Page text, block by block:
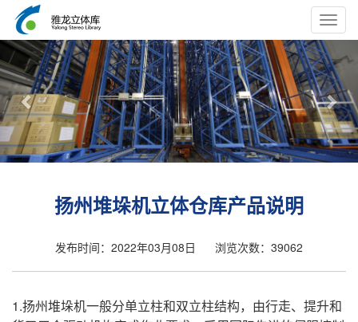
Previous
扬州堆垛机立体仓库产品说明
发布时间：2022年03月08日 浏览次数：39062
1.扬州堆垛机一般分单立柱和双立柱结构，由行走、提升和